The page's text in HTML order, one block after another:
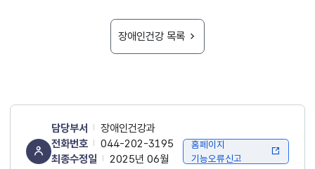
장애인건강 목록
담당부서
장애인건강과
전화번호
044-202-3195
최종수정일
2025년 06월
홈페이지
기능오류신고